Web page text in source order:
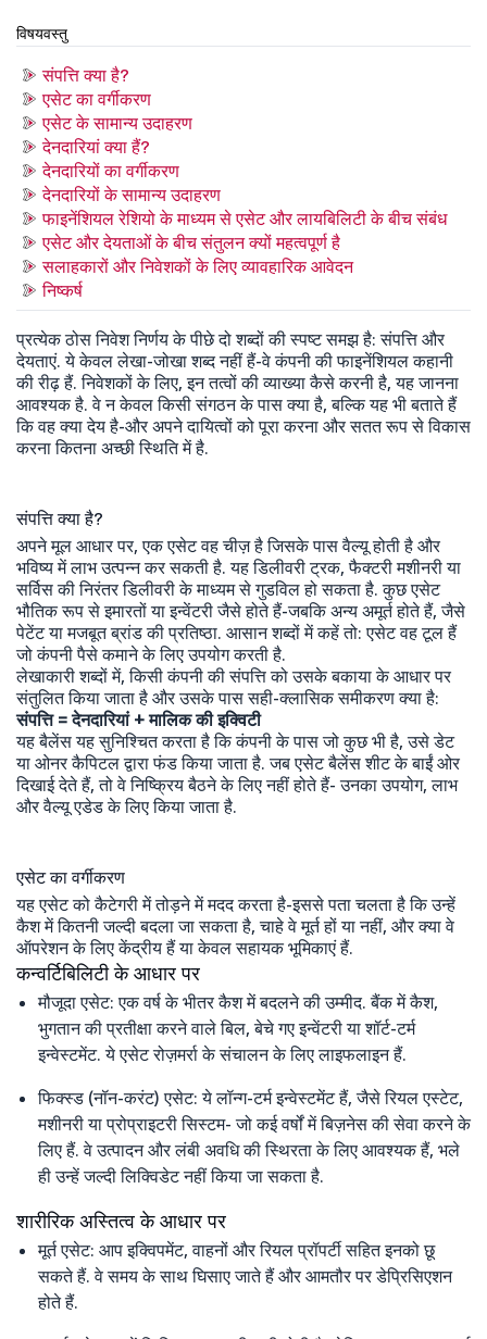
विषयवस्तु
संपत्ति क्या है?
एसेट का वर्गीकरण
एसेट के सामान्य उदाहरण
देनदारियां क्या हैं?
देनदारियों का वर्गीकरण
देनदारियों के सामान्य उदाहरण
फाइनेंशियल रेशियो के माध्यम से एसेट और लायबिलिटी के बीच संबंध
एसेट और देयताओं के बीच संतुलन क्यों महत्वपूर्ण है
सलाहकारों और निवेशकों के लिए व्यावहारिक आवेदन
निष्कर्ष
प्रत्येक ठोस निवेश निर्णय के पीछे दो शब्दों की स्पष्ट समझ है: संपत्ति और
देयताएं. ये केवल लेखा-जोखा शब्द नहीं हैं-वे कंपनी की फाइनेंशियल कहानी
की रीढ़ हैं. निवेशकों के लिए, इन तत्वों की व्याख्या कैसे करनी है, यह जानना
आवश्यक है. वे न केवल किसी संगठन के पास क्या है, बल्कि यह भी बताते हैं
कि वह क्या देय है-और अपने दायित्वों को पूरा करना और सतत रूप से विकास
करना कितना अच्छी स्थिति में है.
संपत्ति क्या है?
अपने मूल आधार पर, एक एसेट वह चीज़ है जिसके पास वैल्यू होती है और
भविष्य में लाभ उत्पन्न कर सकती है. यह डिलीवरी ट्रक, फैक्टरी मशीनरी या
सर्विस की निरंतर डिलीवरी के माध्यम से गुडविल हो सकता है. कुछ एसेट
भौतिक रूप से इमारतों या इन्वेंटरी जैसे होते हैं-जबकि अन्य अमूर्त होते हैं, जैसे
पेटेंट या मजबूत ब्रांड की प्रतिष्ठा. आसान शब्दों में कहें तो: एसेट वह टूल हैं
जो कंपनी पैसे कमाने के लिए उपयोग करती है.
लेखाकारी शब्दों में, किसी कंपनी की संपत्ति को उसके बकाया के आधार पर
संतुलित किया जाता है और उसके पास सही-क्लासिक समीकरण क्या है:
संपत्ति = देनदारियां + मालिक की इक्विटी
यह बैलेंस यह सुनिश्चित करता है कि कंपनी के पास जो कुछ भी है, उसे डेट
या ओनर कैपिटल द्वारा फंड किया जाता है. जब एसेट बैलेंस शीट के बाईं ओर
दिखाई देते हैं, तो वे निष्क्रिय बैठने के लिए नहीं होते हैं- उनका उपयोग, लाभ
और वैल्यू एडेड के लिए किया जाता है.
एसेट का वर्गीकरण
यह एसेट को कैटेगरी में तोड़ने में मदद करता है-इससे पता चलता है कि उन्हें
कैश में कितनी जल्दी बदला जा सकता है, चाहे वे मूर्त हों या नहीं, और क्या वे
ऑपरेशन के लिए केंद्रीय हैं या केवल सहायक भूमिकाएं हैं.
कन्वर्टिबिलिटी के आधार पर
मौजूदा एसेट: एक वर्ष के भीतर कैश में बदलने की उम्मीद. बैंक में कैश,
भुगतान की प्रतीक्षा करने वाले बिल, बेचे गए इन्वेंटरी या शॉर्ट-टर्म
इन्वेस्टमेंट. ये एसेट रोज़मर्रा के संचालन के लिए लाइफलाइन हैं.
फिक्स्ड (नॉन-करंट) एसेट: ये लॉन्ग-टर्म इन्वेस्टमेंट हैं, जैसे रियल एस्टेट,
मशीनरी या प्रोप्राइटरी सिस्टम- जो कई वर्षों में बिज़नेस की सेवा करने के
लिए हैं. वे उत्पादन और लंबी अवधि की स्थिरता के लिए आवश्यक हैं, भले
ही उन्हें जल्दी लिक्विडेट नहीं किया जा सकता है.
शारीरिक अस्तित्व के आधार पर
मूर्त एसेट: आप इक्विपमेंट, वाहनों और रियल प्रॉपर्टी सहित इनको छू
सकते हैं. वे समय के साथ घिसाए जाते हैं और आमतौर पर डेप्रिसिएशन
होते हैं.